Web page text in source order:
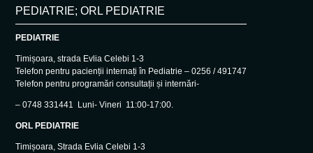
PEDIATRIE; ORL PEDIATRIE
PEDIATRIE
Timișoara, strada Evlia Celebi 1-3
Telefon pentru pacienții internați în Pediatrie – 0256 / 491747
Telefon pentru programări consultații și internări-
– 0748 331441 Luni- Vineri 11:00-17:00.
ORL PEDIATRIE
Timișoara, Strada Evlia Celebi 1-3